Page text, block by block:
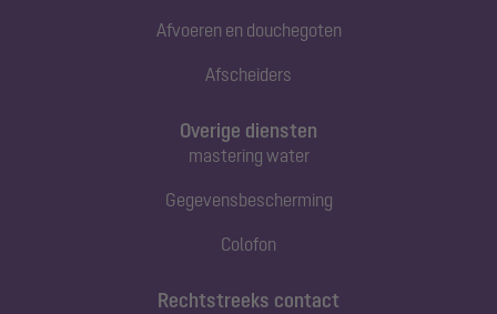
Afvoeren en douchegoten
Afscheiders
Rechtstreeks contact
Overige diensten
mastering water
Gegevensbescherming
Colofon